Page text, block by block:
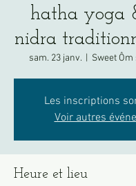
hatha yoga
nidra
sam. 23 janv.
  |
Sweet Ôm
Les inscriptions
Voir autres
Heure et lieu